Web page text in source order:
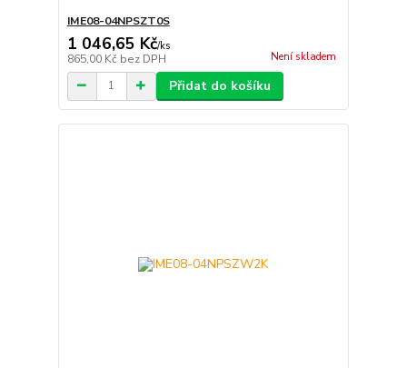
IME08-04NPSZT0S
1 046,65 Kč/ks
865,00 Kč bez DPH Není skladem
Přidat do košíku